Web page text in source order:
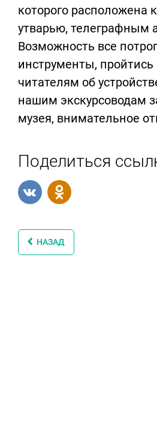
которого расположена
утварью,
Возможность все
инструменты,
читателям об
нашим экскурсоводам
музея, внимательное
Поделиться
НАЗАД